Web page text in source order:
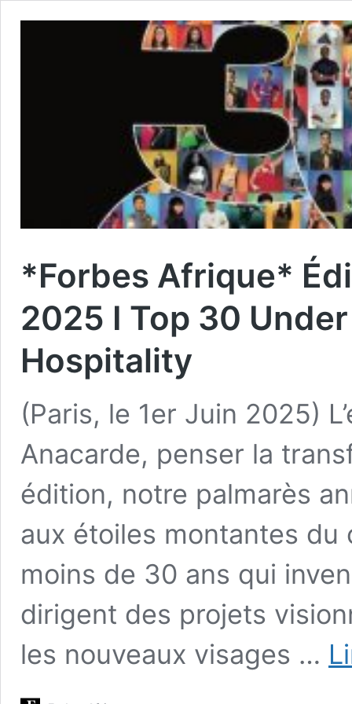
*Forbes Afrique*
2025 I Top 30
Hospitality
(Paris, le 1er Juin 2025)
Anacarde, penser la
édition, notre palmarès
aux étoiles montantes
moins de 30 ans qui
dirigent des projets
les nouveaux visages …